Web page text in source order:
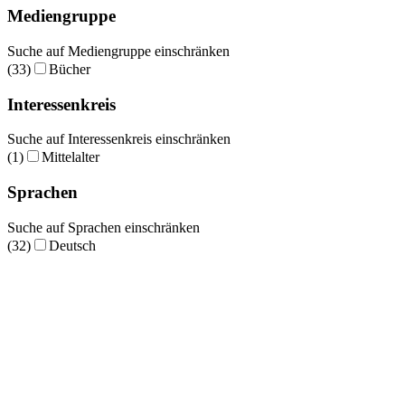
Mediengruppe
Suche auf Mediengruppe einschränken
(33)
Bücher
Interessenkreis
Suche auf Interessenkreis einschränken
(1)
Mittelalter
Sprachen
Suche auf Sprachen einschränken
(32)
Deutsch